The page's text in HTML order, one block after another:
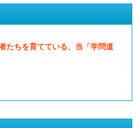
たちを育てている、当「学問道